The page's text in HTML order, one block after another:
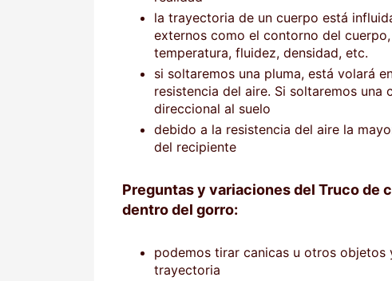
la trayectoria de un cuerpo está
externos como el contorno del
temperatura, fluidez, densidad, etc.
si soltaremos una pluma, está volará
resistencia del aire. Si soltaremos una
direccional al suelo
debido a la resistencia del aire la
del recipiente
Preguntas y variaciones del Truco de
dentro del gorro:
podemos tirar canicas u otros objetos
trayectoria